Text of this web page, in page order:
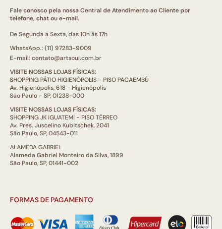
Fale conosco pela nossa Central de Atendimento ao Cliente por
telefone, chat ou e-mail.
De Segunda a Sexta, das 10h às 17h
WhatsApp.: (11) 97283-9009
E-mail: contato@artsoul.com.br
VISITE NOSSAS LOJAS FÍSICAS:
SHOPPING PÁTIO HIGIENÓPOLIS - PISO PACAEMBÚ
Av. Higienópolis, 618 - Higienópolis
São Paulo - SP, 01238-000
VISITE NOSSAS LOJAS FÍSICAS:
SHOPPING JK IGUATEMI - PISO TÉRREO
Av. Pres. Juscelino Kubitschek, 2041
São Paulo, SP, 04543-011
ALAMEDA GABRIEL
Alameda Gabriel Monteiro da Silva, 1899
São Paulo, SP, 01441-002
FORMAS DE PAGAMENTO